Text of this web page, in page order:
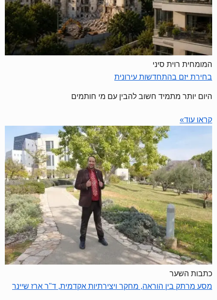
המומחית רוית סיני
בחירת יזם בהתחדשות עירונית
היום יותר מתמיד חשוב להבין עם מי חותמים
קראו עוד»
כתבות השער
מסע מרתק בין הוראה, מחקר ויצירתיות אקדמית, ד"ר ארז שיינר